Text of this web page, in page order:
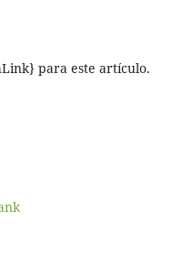
para este artículo.